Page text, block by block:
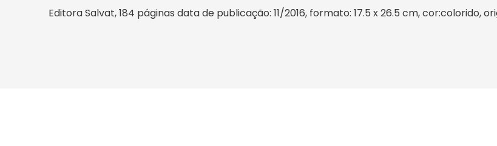
Editora Salvat, 184 páginas data de publicação: 11/2016, formato: 17.5 x 26.5 cm, cor:colorido,